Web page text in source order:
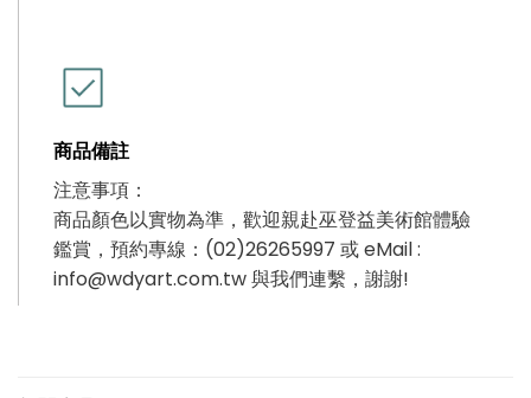
商品備註
注意事項：
商品顏色以實物為準，歡迎親赴巫登益美術館體驗
鑑賞，預約專線：(02)26265997 或 eMail :
info@wdyart.com.tw 與我們連繫，謝謝!